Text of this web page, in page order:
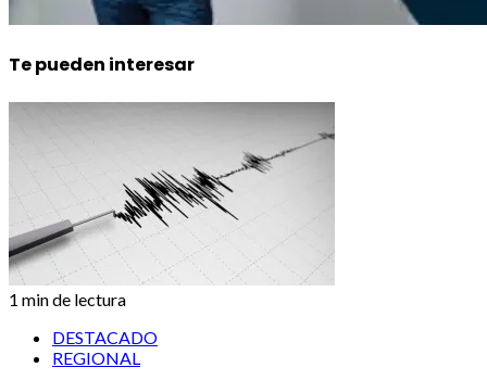
Te pueden interesar
1 min de lectura
DESTACADO
REGIONAL